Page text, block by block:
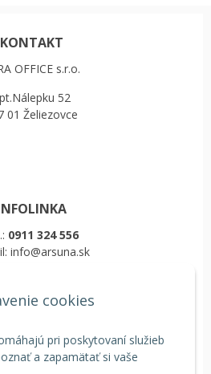
cookies
pri poskytovaní služieb
a zapamätať si vaše
KONTAKT
OFFICE s.r.o.
52
01 Želiezovce
0911 324 556
info@arsuna.sk
O NÁKUPE
poriadok
a platba